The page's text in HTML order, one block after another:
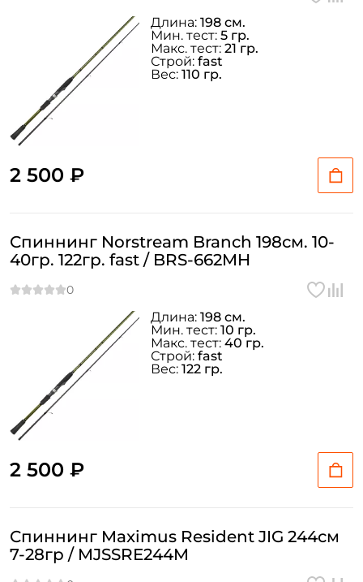
2 500 ₽
Длина: 198 см.
Мин. тест: 5 гр.
Макс. тест: 21 гр.
Строй: fast
Вес: 110 гр.
Спиннинг Norstream Branch 198см. 10-
40гр. 122гр. fast / BRS-662MH
2 500 ₽
Длина: 198 см.
Мин. тест: 10 гр.
Макс. тест: 40 гр.
Строй: fast
Вес: 122 гр.
Спиннинг Maximus Resident JIG 244см
7-28гр / MJSSRE244M